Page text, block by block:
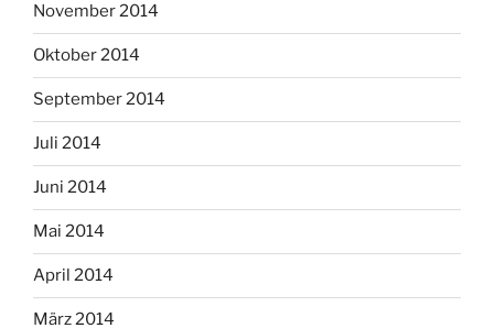
November 2014
Oktober 2014
September 2014
Juli 2014
Juni 2014
Mai 2014
April 2014
März 2014